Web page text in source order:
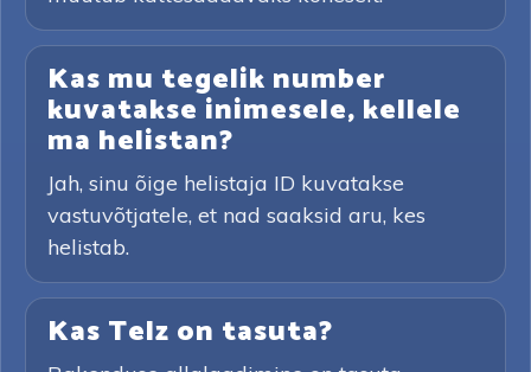
Kas mu tegelik number
kuvatakse inimesele, kellele
ma helistan?
Jah, sinu õige helistaja ID kuvatakse
vastuvõtjatele, et nad saaksid aru, kes
helistab.
Kas Telz on tasuta?